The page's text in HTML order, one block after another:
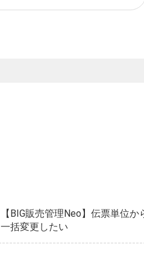
【BIG販売管理Neo】伝票単位
一括変更したい